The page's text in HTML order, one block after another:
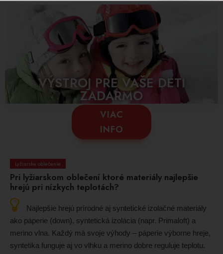
VÝSTROJ PRE VAŠE DETI
ZADARMO
VIAC
INFO
Lyžiarske oblečenie
Pri lyžiarskom oblečení ktoré materiály najlepšie
hrejú pri nízkych teplotách?
Najlepšie hrejú prírodné aj syntetické izolačné materiály
ako páperie (down), syntetická izolácia (napr. Primaloft) a
merino vlna. Každý má svoje výhody – páperie výborne hreje,
syntetika funguje aj vo vlhku a merino dobre reguluje teplotu.